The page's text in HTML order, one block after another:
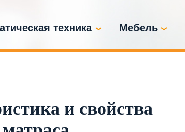
техника Мебель
и свойства